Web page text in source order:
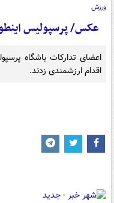
ورزش
عکس/ پرسپولیس
اعضای تدارکات باشگاه
اقدام ارزشمندی زدند.